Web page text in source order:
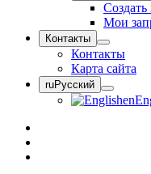
Мои
Контакты
Контакты
Карта сайта
ruРусский
en